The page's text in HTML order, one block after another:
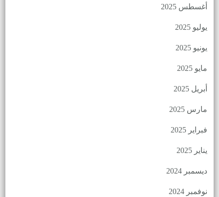
أغسطس 2025
يوليو 2025
يونيو 2025
مايو 2025
أبريل 2025
مارس 2025
فبراير 2025
يناير 2025
ديسمبر 2024
نوفمبر 2024